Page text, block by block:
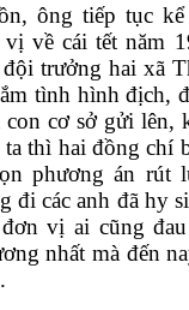
ông tiếp tục
vị về cái tết năm
trưởng hai xã
tình hình địch,
cơ sở gửi lên,
ta thì hai đồng chí
phương án rút
đi các anh đã hy
vị ai cũng
nhất mà đến